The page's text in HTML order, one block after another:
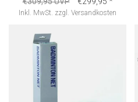
Inkl. MwSt. zzgl. Versandkosten